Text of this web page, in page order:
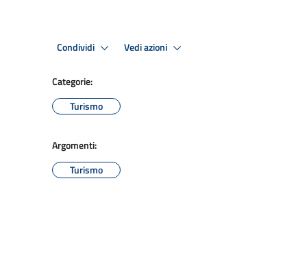
Condividi Vedi azioni
Categorie:
Turismo
Argomenti:
Turismo